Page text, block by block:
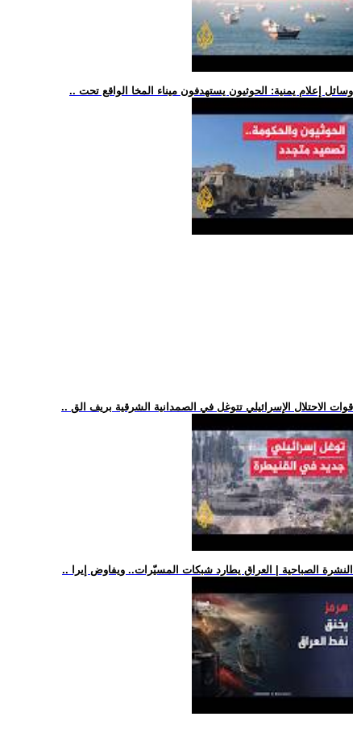
.. وسائل إعلام يمنية: الحوثيون يستهدفون ميناء المخا الواقع تحت
.. قوات الاحتلال الإسرائيلي تتوغل في الصمدانية الشرقية بريف الق
.. النشرة الصباحية | العراق يطارد شبكات المسيّرات.. ويفاوض إيرا